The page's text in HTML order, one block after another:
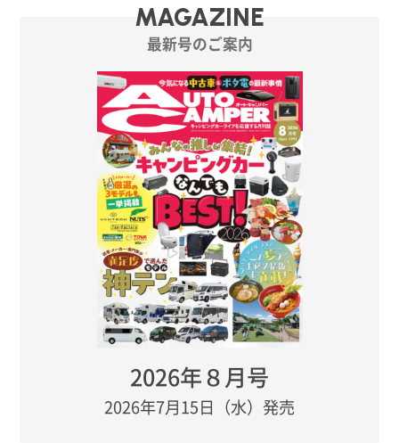
MAGAZINE
最新号のご案内
2026年８月号
2026年7月15日（水）発売